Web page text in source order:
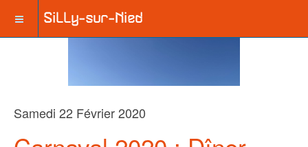
Samedi 22 Février 2020